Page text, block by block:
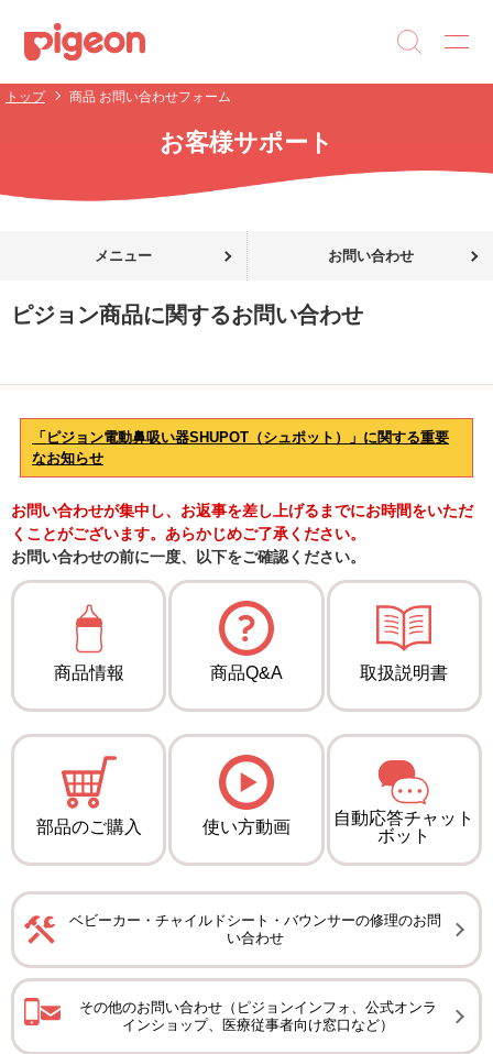
トップ 商品 お問い合わせフォーム
お客様サポート
メニュー お問い合わせ
ピジョン商品に関するお問い合わせ
「ピジョン電動鼻吸い器SHUPOT（シュポット）」に関する重要
なお知らせ
お問い合わせが集中し、お返事を差し上げるまでにお時間をいただ
くことがございます。あらかじめご了承ください。
お問い合わせの前に一度、以下をご確認ください。
商品情報 商品Q&A 取扱説明書
部品のご購入 使い方動画
自動応答チャット
ボット
ベビーカー・チャイルドシート・バウンサーの修理のお問
い合わせ
その他のお問い合わせ（ピジョンインフォ、公式オンラ
インショップ、医療従事者向け窓口など）